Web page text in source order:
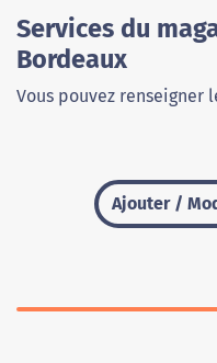
Services du
Bordeaux
Vous pouvez renseigner
Ajouter /